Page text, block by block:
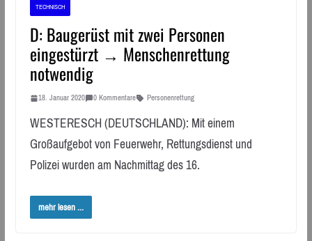
TECHNISCH
D: Baugerüst mit zwei Personen
eingestürzt → Menschenrettung
notwendig
18. Januar 2020 0 Kommentare Personenrettung
WESTERESCH (DEUTSCHLAND): Mit einem
Großaufgebot von Feuerwehr, Rettungsdienst und
Polizei wurden am Nachmittag des 16.
mehr lesen ...